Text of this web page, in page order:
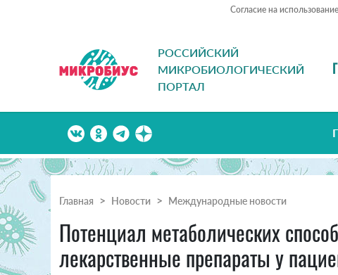
Согласие на
РОССИЙСКИЙ
МИКРОБИОЛОГИЧЕСКИЙ
ПОРТАЛ
Главная Новости Международные новости
Потенциал метаболических
лекарственные препараты у